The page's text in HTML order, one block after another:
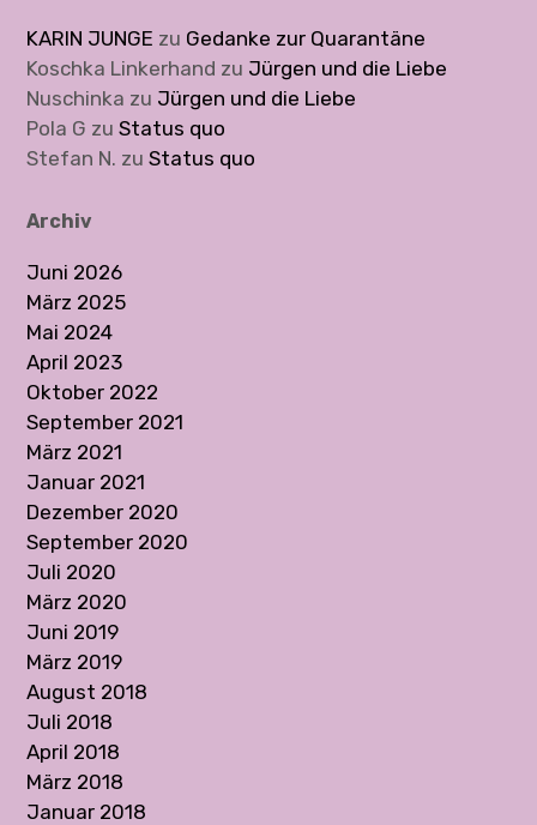
KARIN JUNGE zu Gedanke zur Quarantäne
Koschka Linkerhand zu Jürgen und die Liebe
Nuschinka zu Jürgen und die Liebe
Pola G zuStatus quo
Stefan N. zuStatus quo
Archiv
Juni 2026
März 2025
Mai 2024
April 2023
Oktober 2022
September 2021
März 2021
Januar 2021
Dezember 2020
September 2020
Juli 2020
März 2020
Juni 2019
März 2019
August 2018
Juli 2018
April 2018
März 2018
Januar 2018